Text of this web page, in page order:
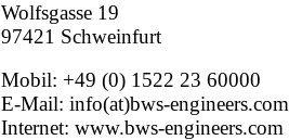
Wolfsgasse 19
97421 Schweinfurt
Mobil: +49 (0) 1522 23 60000
E-Mail: info(at)bws-engineers.com
Internet: www.bws-engineers.com